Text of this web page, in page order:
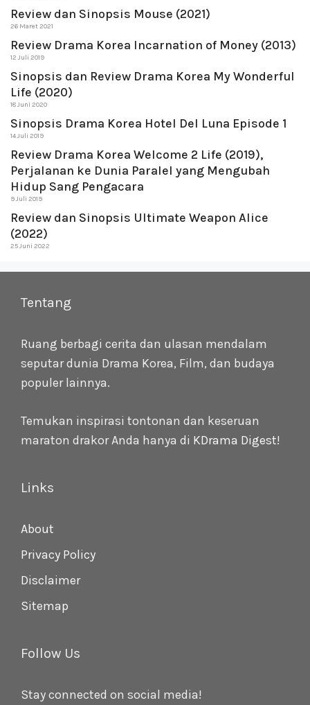
Review dan Sinopsis Mouse (2021)
26 Maret 2021
Review Drama Korea Incarnation of Money (2013)
12 Juli 2019
Sinopsis dan Review Drama Korea My Wonderful
Life (2020)
18 Juni 2020
Sinopsis Drama Korea Hotel Del Luna Episode 1
14 Juli 2019
Review Drama Korea Welcome 2 Life (2019),
Perjalanan ke Dunia Paralel yang Mengubah
Hidup Sang Pengacara
9 Juli 2019
Review dan Sinopsis Ultimate Weapon Alice
(2022)
25 Juni 2022
Tentang
Ruang berbagi cerita dan ulasan mendalam
seputar dunia Drama Korea, Film, dan budaya
populer lainnya.
Temukan inspirasi tontonan dan keseruan
maraton drakor Anda hanya di KDrama Digest!
Links
About
Privacy Policy
Disclaimer
Sitemap
Follow Us
Stay connected on social media!